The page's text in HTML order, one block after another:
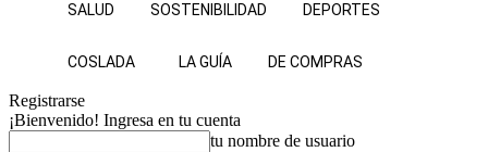
SALUD SOSTENIBILIDAD DEPORTES
COSLADA LA GUÍA DE COMPRAS
Registrarse
¡Bienvenido! Ingresa en tu cuenta
tu nombre de usuario